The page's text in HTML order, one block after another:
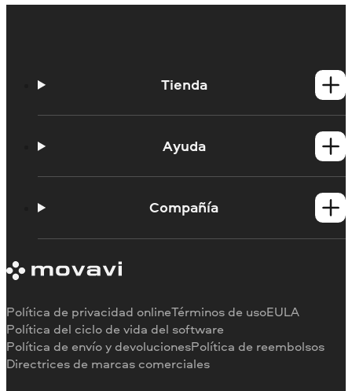
Tienda
Productos para MacAyuda
Portal de aprendizaje
Limitaciones de la versión de prueba
Reembolso
Compañía
Testimonios
Por qué elegirnos
Para el trabajo
Política de privacidad onlineTérminos de usoEULA
Política del ciclo de vida del software
Política de envío y devolucionesPolítica de reembolsos
Directrices de marcas comerciales